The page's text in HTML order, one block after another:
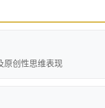
原创性思维表现